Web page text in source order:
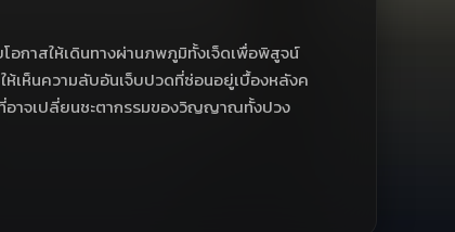
อกาสให้เดินทางผ่านภพภูมิทั้งเจ็ดเพื่อพิสูจน์
ห้เห็นความลับอันเจ็บปวดที่ซ่อนอยู่เบื้องหลังค
าจเปลี่ยนชะตากรรมของวิญญาณทั้งปวง